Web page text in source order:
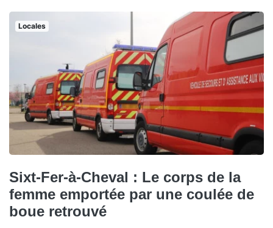
Locales
Sixt-Fer-à-Cheval : Le corps de la
femme emportée par une coulée de
boue retrouvé